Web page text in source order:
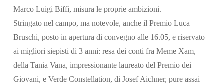
Marco Luigi Biffi, misura le proprie ambizioni.
Stringato nel campo, ma notevole, anche il Premio Luca
Bruschi, posto in apertura di convegno alle 16.05, e riservato
ai migliori siepisti di 3 anni: resa dei conti fra Meme Xam,
della Tania Vana, impressionante laureato del Premio dei
Giovani, e Verde Constellation, di Josef Aichner, pure assai